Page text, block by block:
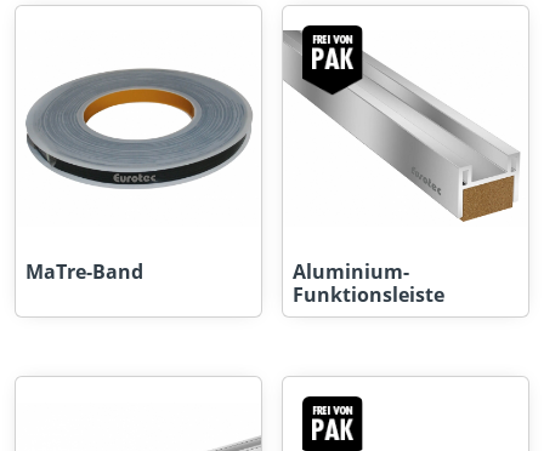
MaTre-Band
Aluminium-
Funktionsleiste